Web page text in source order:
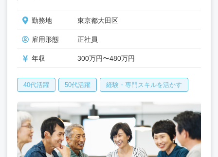
勤務地 東京都大田区
雇用形態 正社員
年収 300万円〜480万円
40代活躍 50代活躍 経験・専門スキルを活かす